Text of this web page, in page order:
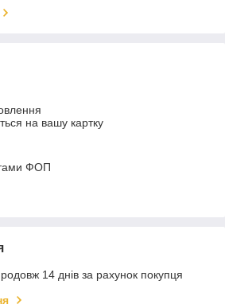
на вашу картку
ФОП
14 днів за рахунок покупця